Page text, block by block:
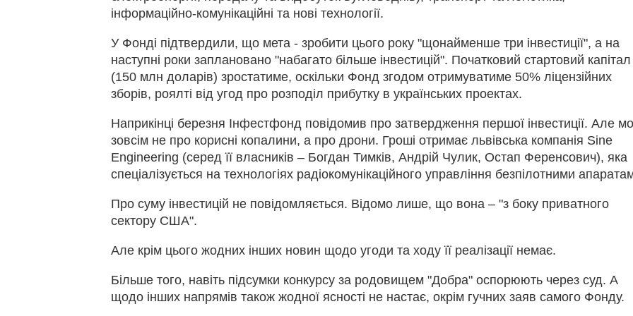
інформаційно-комунікаційні та нові технології.
У Фонді підтвердили, що мета - зробити цього року "щонайменше три інвестиції", а на
наступні роки заплановано "набагато більше інвестицій". Початковий стартовий капітал
(150 млн доларів) зростатиме, оскільки Фонд згодом отримуватиме 50% ліцензійних
зборів, роялті від угод про розподіл прибутку в українських проектах.
Наприкінці березня Інфестфонд повідомив про затвердження першої інвестиції. Але
зовсім не про корисні копалини, а про дрони. Гроші отримає львівська компанія Sine
Engineering (серед її власників – Богдан Тимків, Андрій Чулик, Остап Ференсович), яка
спеціалізується на технологіях радіокомунікаційного управління безпілотними
Про суму інвестицій не повідомляється. Відомо лише, що вона – "з боку приватного
сектору США".
Але крім цього жодних інших новин щодо угоди та ходу її реалізації немає.
Більше того, навіть підсумки конкурсу за родовищем "Добра" оспорюють через суд. А
щодо інших напрямів також жодної ясності не настає, окрім гучних заяв самого Фонду.